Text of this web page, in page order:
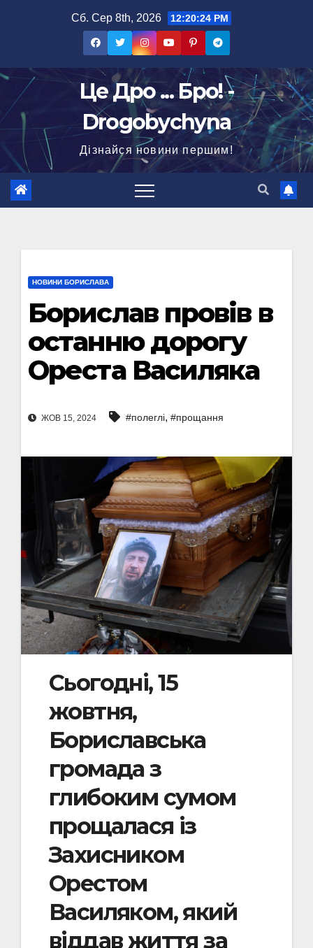
Сб. Сер 8th, 2026 12:20:25 PM
Це Дро ... Бро! -
Drogobychyna
Дізнайся новини першим!
НОВИНИ БОРИСЛАВА
Борислав провів в
останню дорогу
Ореста Василяка
ЖОВ 15, 2024 #полеглі, #прощання
Сьогодні, 15
жовтня,
Бориславська
громада з
глибоким сумом
прощалася із
Захисником
Орестом
Василяком, який
віддав життя за